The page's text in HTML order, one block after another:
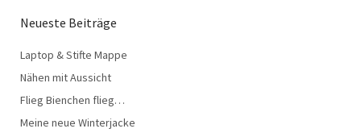
Neueste Beiträge
Laptop & Stifte Mappe
Nähen mit Aussicht
Flieg Bienchen flieg…
Meine neue Winterjacke